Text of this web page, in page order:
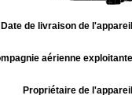
Date de livraison de
aérienne
Propriétaire de